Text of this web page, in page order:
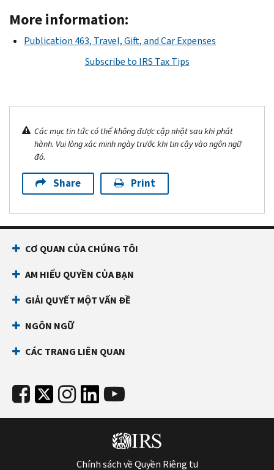
More information:
Publication 463, Travel, Gift, and Car Expenses
Subscribe to IRS Tax Tips
Các mục tin tức có thể không được cập nhật sau khi phát
hành. Vui lòng xác minh ngày trước khi tin cậy vào ngôn ngữ
đó.
Share Print
CƠ QUAN CỦA CHÚNG TÔI
AM HIỂU QUYỀN CỦA BẠN
GIẢI QUYẾT MỘT VẤN ĐỀ
NGÔN NGỮ
CÁC TRANG LIÊN QUAN
Chính sách về Quyền Riêng tư